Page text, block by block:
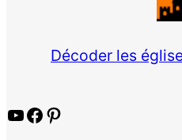
Décoder les
YouTube Facebook Pinterest